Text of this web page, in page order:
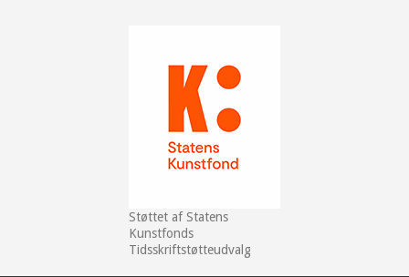
Støttet af Statens
Kunstfonds
Tidsskriftstøtteudvalg